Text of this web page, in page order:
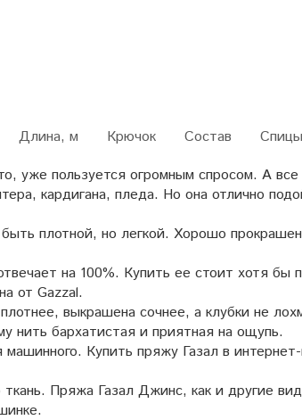
уже пользуется огромным спросом. А все
кардигана, пледа. Но она отлично
плотной, но легкой. Хорошо
на 100%. Купить ее стоит хотя бы
от Gazzal.
выкрашена сочнее, а клубки не
нить бархатистая и приятная на ощупь.
Купить пряжу Газал в
Пряжа Газал Джинс, как и другие
Длина, м Крючок Состав Спицы